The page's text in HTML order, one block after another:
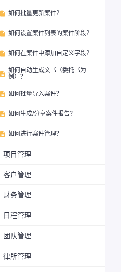
 如何批量更新案件？
 如何设置案件列表的案件阶段？
 如何在案件中添加自定义字段？
 如何自动生成文书（委托书为
例）？
 如何批量导入案件？
 如何生成/分享案件报告？
 如何进行案件管理？
项目管理
客户管理
财务管理
日程管理
团队管理
律所管理